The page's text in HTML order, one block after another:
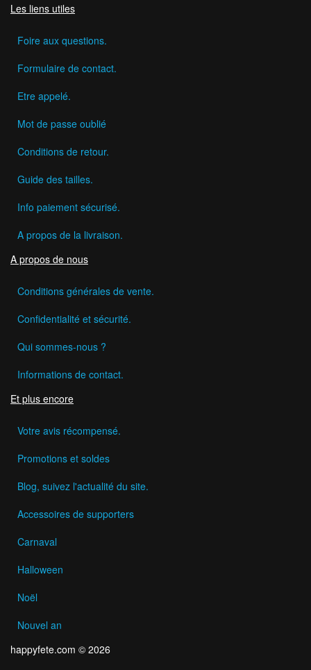
Les liens utiles
Foire aux questions.
Formulaire de contact.
Etre appelé.
Mot de passe oublié
Conditions de retour.
Guide des tailles.
Info paiement sécurisé.
A propos de la livraison.
A propos de nous
Conditions générales de vente.
Confidentialité et sécurité.
Qui sommes-nous ?
Informations de contact.
Et plus encore
Votre avis récompensé.
Promotions et soldes
Blog, suivez l'actualité du site.
Accessoires de supporters
Carnaval
Halloween
Noël
Nouvel an
happyfete.com © 2026